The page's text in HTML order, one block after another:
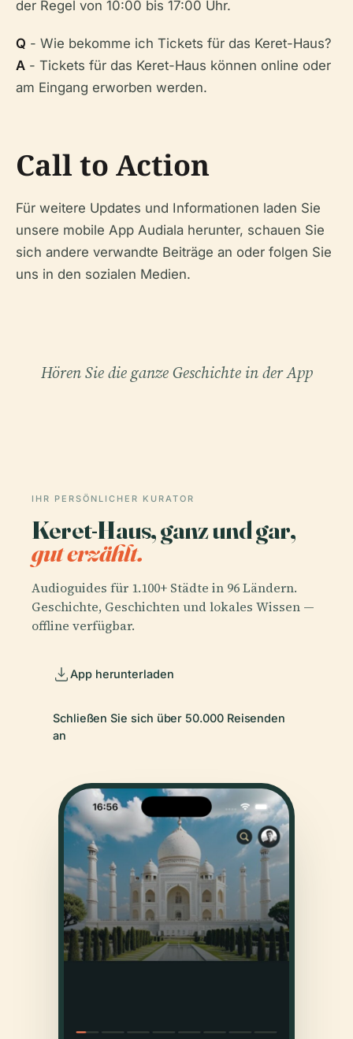
der Regel von 10:00 bis 17:00 Uhr.
Q - Wie bekomme ich Tickets für das Keret-Haus?
A - Tickets für das Keret-Haus können online oder
am Eingang erworben werden.
Call to Action
Für weitere Updates und Informationen laden Sie
unsere mobile App Audiala herunter, schauen Sie
sich andere verwandte Beiträge an oder folgen Sie
uns in den sozialen Medien.
Hören Sie die ganze Geschichte in der App
IHR PERSÖNLICHER KURATOR
Keret-Haus, ganz und gar,
gut erzählt.
Audioguides für 1.100+ Städte in 96 Ländern.
Geschichte, Geschichten und lokales Wissen —
offline verfügbar.
App herunterladen
Schließen Sie sich über 50.000 Reisenden
an